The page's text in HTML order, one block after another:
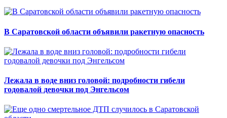
В Саратовской области объявили ракетную опасность
Лежала в воде вниз головой: подробности гибели
годовалой девочки под Энгельсом